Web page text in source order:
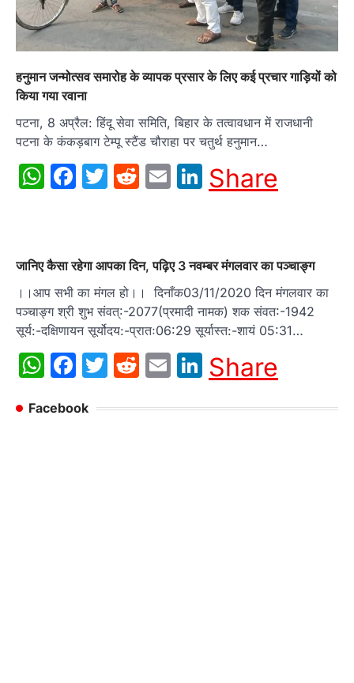
हनुमान जन्मोत्सव समारोह के व्यापक प्रसार के लिए कई प्रचार गाड़ियों को
किया गया रवाना
पटना, 8 अप्रैल: हिंदू सेवा समिति, बिहार के तत्वावधान में राजधानी
पटना के कंकड़बाग टेम्पू स्टैंड चौराहा पर चतुर्थ हनुमान…
WhatsApp
Facebook
Twitter
Reddit
EmailLinkedIn
Share
जानिए कैसा रहेगा आपका दिन, पढ़िए 3 नवम्बर मंगलवार का पञ्चाङ्ग
।।आप सभी का मंगल हो।। दिनाँक03/11/2020 दिन मंगलवार का
पञ्चाङ्ग श्री शुभ संवत्:-2077(प्रमादी नामक) शक संवत:-1942
सूर्य:-दक्षिणायन सूर्योदय:-प्रातः06:29 सूर्यास्त:-शायं 05:31…
WhatsApp
Facebook
Twitter
Reddit
EmailLinkedIn
Share
Facebook